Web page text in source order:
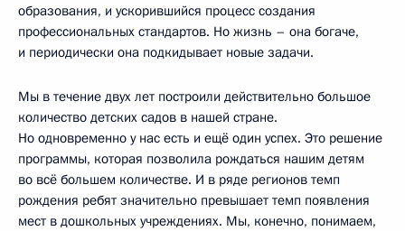
образования, и ускорившийся процесс создания
профессиональных стандартов. Но жизнь – она богаче,
и периодически она подкидывает новые задачи.
Мы в течение двух лет построили действительно большое
количество детских садов в нашей стране.
Но одновременно у нас есть и ещё один успех. Это решение
программы, которая позволила рождаться нашим детям
во всё большем количестве. И в ряде регионов темп
рождения ребят значительно превышает темп появления
мест в дошкольных учреждениях. Мы, конечно, понимаем,